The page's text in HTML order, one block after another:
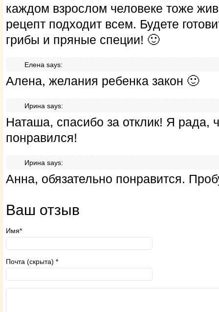
каждом взрослом человеке тоже
рецепт подходит всем. Будете
грибы и пряные специи! 🙂
Елена says:
Алена, желания ребенка закон 🙂
Ирина says:
Наташа, спасибо за отклик! Я
понравился!
Ирина says:
Анна, обязательно понравится.
Ваш отзыв
Имя*
Почта (скрыта) *